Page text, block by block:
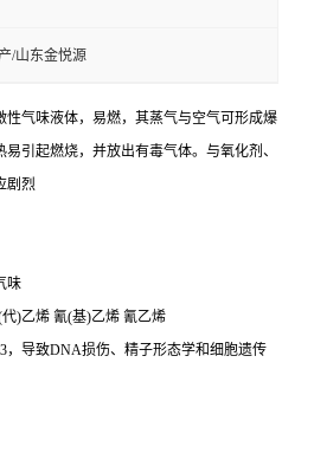
/山东金悦源
性气味液体，易燃，其蒸气与空气可形成爆
引起燃烧，并放出有毒气体。与氧化剂、
剧烈
味
)乙烯 氰(基)乙烯 氰乙烯
，导致DNA损伤、精子形态学和细胞遗传